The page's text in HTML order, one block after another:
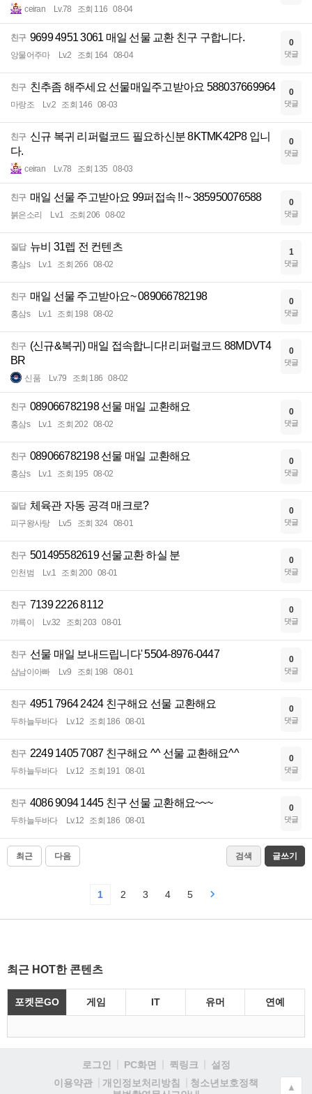
ceiran Lv.78 조회 116 08-04
친구 9699 4951 3061 매일 선물 교환 친구 구합니다.
앙물어주마 Lv.2 조회 164 08-04
0
댓글
친구 친추좀 해주세요 선물매일주고받아요 588037669964
마랑조 Lv.2 조회 146 08-03
0
댓글
친구 신규 복귀 리퍼럴코드 필요하신분 8KTMK42P8 입니
다.
ceiran Lv.78 조회 135 08-03
0
댓글
친구 매일 선물 주고받아요 99퍼접속 !! ~ 385950076588
붉은소리 Lv.1 조회 206 08-02
0
댓글
질답 뉴비 31렙 전 컨텐츠
홍삼s Lv.1 조회 266 08-02
1
댓글
친구 매일 선물 주고받아요~ 089066782198
홍삼s Lv.1 조회 198 08-02
0
댓글
친구 (신규&복귀) 매일 접속합니다! 리퍼럴코드 88MDVT4
BR
신품 Lv.79 조회 186 08-02
0
댓글
친구 089066782198 선물 매일 교환해요
홍삼s Lv.1 조회 202 08-02
0
댓글
친구 089066782198 선물 매일 교환해요
홍삼s Lv.1 조회 195 08-02
0
댓글
질답 체육관 자동 공격 매크로?
피구왕사탕 Lv.5 조회 324 08-01
0
댓글
친구 501495582619 선물교환 하실 분
인천범 Lv.1 조회 200 08-01
0
댓글
친구 7139 2226 8112
꺄륵이 Lv.32 조회 203 08-01
0
댓글
친구 선물 매일 보내드립니다' 5504-8976-0447
삼남이아빠 Lv.9 조회 198 08-01
0
댓글
친구 4951 7964 2424 친구해요 선물 교환해요
두하늘두바다 Lv.12 조회 186 08-01
0
댓글
친구 2249 1405 7087 친구해요 ^^ 선물 교환해요^^
두하늘두바다 Lv.12 조회 191 08-01
0
댓글
친구 4086 9094 1445 친구 선물 교환해요~~~
두하늘두바다 Lv.12 조회 186 08-01
0
댓글
최근 다음 검색 글쓰기
1 2 3 4 5
최근 HOT한 콘텐츠
포켓몬GO 게임 IT 유머 연예
로그인 PC화면 퀵링크
설정
이용약관
개인정보처리방침
청소년보호정책
▲